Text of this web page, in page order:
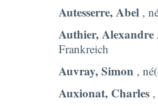
Autesserre, Abel ,
Authier, Alexandre
Frankreich
Auvray, Simon ,
Auxionat, Charles